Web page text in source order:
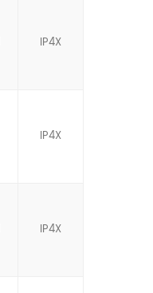
IP4X
IP4X
IP4X